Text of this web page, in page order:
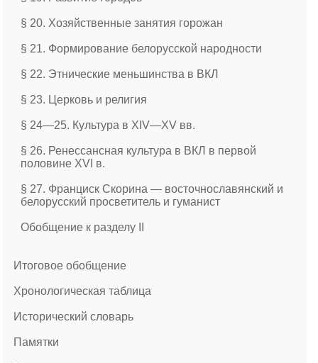
§ 20. Хозяйственные занятия горожан
§ 21. Формирование белорусской народности
§ 22. Этнические меньшинства в ВКЛ
§ 23. Церковь и религия
§ 24—25. Культура в ХІV—ХV вв.
§ 26. Ренессансная культура в ВКЛ в первой
половине ХVІ в.
§ 27. Франциск Скорина — восточнославянский и
белорусский просветитель и гуманист
Обобщение к разделу II
Итоговое обобщение
Хронологическая таблица
Исторический словарь
Памятки